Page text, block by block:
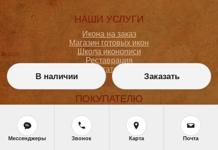
НАШИ УСЛУГИ
Икона на заказ
Магазин готовых икон
Школа иконописи
Реставрация
Статьи
ПОКУПАТЕЛЮ
Как сделать заказ
Доставка и оплата
Политика конфиденциальности
В наличии Заказать
Мессенджеры Звонок Карта Почта